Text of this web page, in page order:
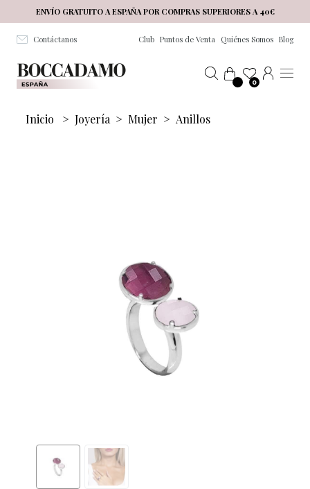
Salta al contenuto principale
ENVÍO GRATUITO A ESPAÑA POR COMPRAS SUPERIORES A 40€
Contáctanos Club Puntos de Venta Quiénes Somos Blog
0
Inicio > Joyería > Mujer > Anillos